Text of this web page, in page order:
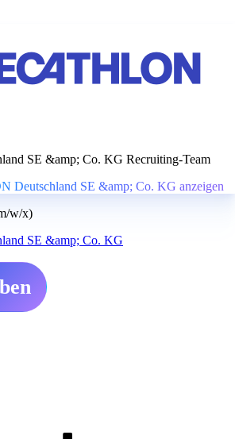
SE &amp; Co. KG Recruiting-Team
Deutschland SE &amp; Co. KG anzeigen
w/x)
SE &amp; Co. KG